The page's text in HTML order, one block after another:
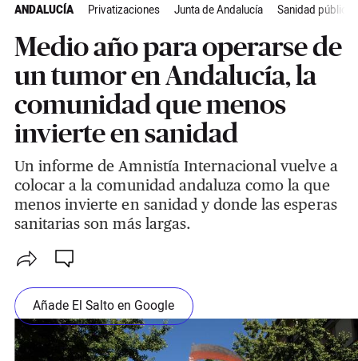
ANDALUCÍA Privatizaciones Junta de Andalucía Sanidad pública
Medio año para operarse de
un tumor en Andalucía, la
comunidad que menos
invierte en sanidad
Un informe de Amnistía Internacional vuelve a
colocar a la comunidad andaluza como la que
menos invierte en sanidad y donde las esperas
sanitarias son más largas.
Añade El Salto en Google